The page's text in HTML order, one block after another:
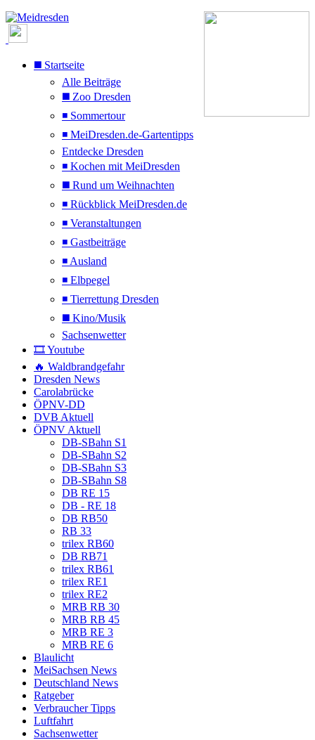
◼️ Startseite
Alle Beiträge
◼️ Zoo Dresden
◾ Sommertour
◾ MeiDresden.de-Gartentipps
Entdecke Dresden
◾ Kochen mit MeiDresden
◼️ Rund um Weihnachten
◾ Rückblick MeiDresden.de
◾ Veranstaltungen
◾ Gastbeiträge
◾ Ausland
◾ Elbpegel
◾ Tierrettung Dresden
◼️ Kino/Musik
Sachsenwetter
🎞️ Youtube
🔥 Waldbrandgefahr
Dresden News
Carolabrücke
ÖPNV-DD
DVB Aktuell
ÖPNV Aktuell
DB-SBahn S1
DB-SBahn S2
DB-SBahn S3
DB-SBahn S8
DB RE 15
DB - RE 18
DB RB50
RB 33
trilex RB60
DB RB71
trilex RB61
trilex RE1
trilex RE2
MRB RB 30
MRB RB 45
MRB RE 3
MRB RE 6
Blaulicht
MeiSachsen News
Deutschland News
Ratgeber
Verbraucher Tipps
Luftfahrt
Sachsenwetter